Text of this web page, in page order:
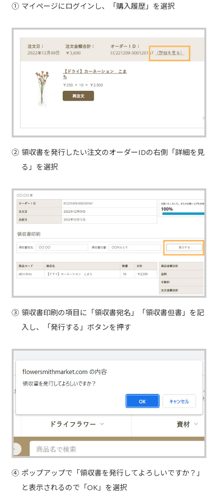
① マイページにログインし、「購入履歴」を選択
② 領収書を発行したい注文のオーダーIDの右側「詳細を見
る」を選択
③ 領収書印刷の項目に「領収書宛名」「領収書但書」を記
入し、「発行する」ボタンを押す
④ ポップアップで「領収書を発行してよろしいですか？」
と表示されるので「OK」を選択